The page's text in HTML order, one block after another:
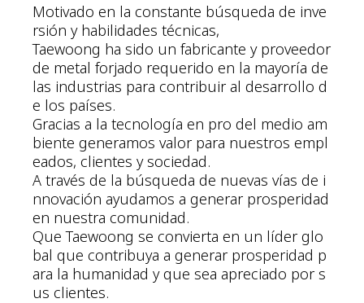
Motivado en la constante búsqueda de inve
rsión y habilidades técnicas,
Taewoong ha sido un fabricante y proveedor
de metal forjado requerido en la mayoría de
las industrias para contribuir al desarrollo d
e los países.
Gracias a la tecnología en pro del medio am
biente generamos valor para nuestros empl
eados, clientes y sociedad.
A través de la búsqueda de nuevas vías de i
nnovación ayudamos a generar prosperidad
en nuestra comunidad.
Que Taewoong se convierta en un líder glo
bal que contribuya a generar prosperidad p
ara la humanidad y que sea apreciado por s
us clientes.